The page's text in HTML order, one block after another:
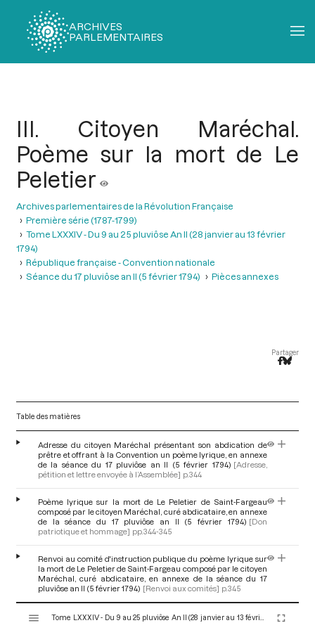
ARCHIVES
PARLEMENTAIRES
III. Citoyen Maréchal.
Poème sur la mort de Le
Peletier
Archives parlementaires de la Révolution Française
Première série (1787-1799)
Tome LXXXIV - Du 9 au 25 pluviôse An II (28 janvier au 13 février
1794)
République française - Convention nationale
Séance du 17 pluviôse an II (5 février 1794)
Pièces annexes
Partager
Table des matières
Adresse du citoyen Maréchal présentant son abdication de
prêtre et offrant à la Convention un poème lyrique, en annexe
de la séance du 17 pluviôse an II (5 février 1794) [Adresse,
pétition et lettre envoyée à l’Assemblée] p.344
Poème lyrique sur la mort de Le Peletier de Saint-Fargeau
composé par le citoyen Maréchal, curé abdicataire, en annexe
de la séance du 17 pluviôse an II (5 février 1794) [Don
patriotique et hommage] pp.344-345
Renvoi au comité d'instruction publique du poème lyrique sur
la mort de Le Peletier de Saint-Fargeau composé par le citoyen
Maréchal, curé abdicataire, en annexe de la séance du 17
pluviôse an II (5 février 1794) [Renvoi aux comités] p.345